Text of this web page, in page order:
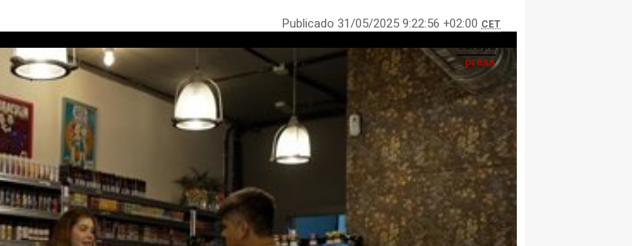
Publicado 31/05/2025 9:22:56 +02:00 CET